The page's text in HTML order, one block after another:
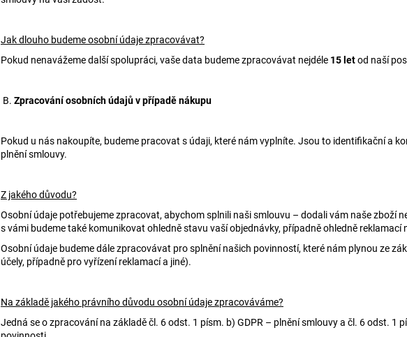
Jak dlouho budeme osobní údaje zpracovávat?
Pokud nenavážeme další spolupráci, vaše data budeme zpracovávat nejdéle 15 letod naší
B. Zpracování osobních údajů v případě nákupu
Pokud u nás nakoupíte, budeme pracovat s údaji, které nám vyplníte. Jsou to identifikační a
plnění smlouvy.
Z jakého důvodu?
Osobní údaje potřebujeme zpracovat, abychom splnili naši smlouvu – dodali vám naše zboží
s vámi budeme také komunikovat ohledně stavu vaší objednávky, případně ohledně reklamací
Osobní údaje budeme dále zpracovávat pro splnění našich povinností, které nám plynou ze
účely, případně pro vyřízení reklamací a jiné).
Na základě jakého právního důvodu osobní údaje zpracováváme?
Jedná se o zpracování na základě čl. 6 odst. 1 písm. b) GDPR – plnění smlouvy a čl. 6 odst. 1